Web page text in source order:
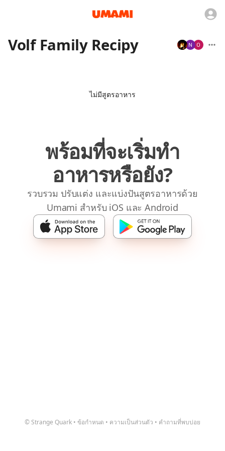
Volf Family Recipy
ไม่มีสูตรอาหาร
พร้อมที่จะเริ่มทำ
อาหารหรือยัง?
รวบรวม ปรับแต่ง และแบ่งปันสูตรอาหารด้วย
Umami สำหรับ iOS และ Android
© Strange Quark • ข้อกำหนด • ความเป็นส่วนตัว • คำถามที่พบบ่อย